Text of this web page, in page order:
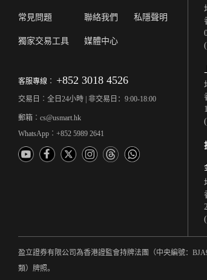
常見問題
獨家交易工具
聯絡我們
媒體中心
私隱聲明
客服專線︰ +852 3018 4526
交易日︰全日24小時 | 非交易日：9:00-18:00
郵箱︰cs@usmart.hk
WhatsApp︰+852 5989 2641
盈立證券有限公司為香港證監會持牌法團（中央編號：
類）牌照。